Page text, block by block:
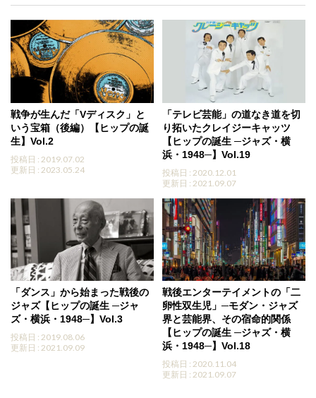
戦争が生んだ「Vディスク」と
いう宝箱（後編）【ヒップの誕
生】Vol.2
投稿日 : 2019.07.02
更新日 : 2023.05.24
「テレビ芸能」の道なき道を切
り拓いたクレイジーキャッツ
【ヒップの誕生 ─ジャズ・横
浜・1948─】Vol.19
投稿日 : 2020.12.01
更新日 : 2021.09.07
「ダンス」から始まった戦後の
ジャズ【ヒップの誕生 ─ジャ
ズ・横浜・1948─】Vol.3
投稿日 : 2019.08.06
更新日 : 2021.09.09
戦後エンターテイメントの「二
卵性双生児」─モダン・ジャズ
界と芸能界、その宿命的関係
【ヒップの誕生 ─ジャズ・横
浜・1948─】Vol.18
投稿日 : 2020.11.04
更新日 : 2021.09.07